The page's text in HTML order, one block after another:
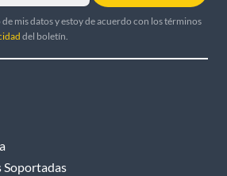
mis datos y estoy de acuerdo con los términos
del boletín.